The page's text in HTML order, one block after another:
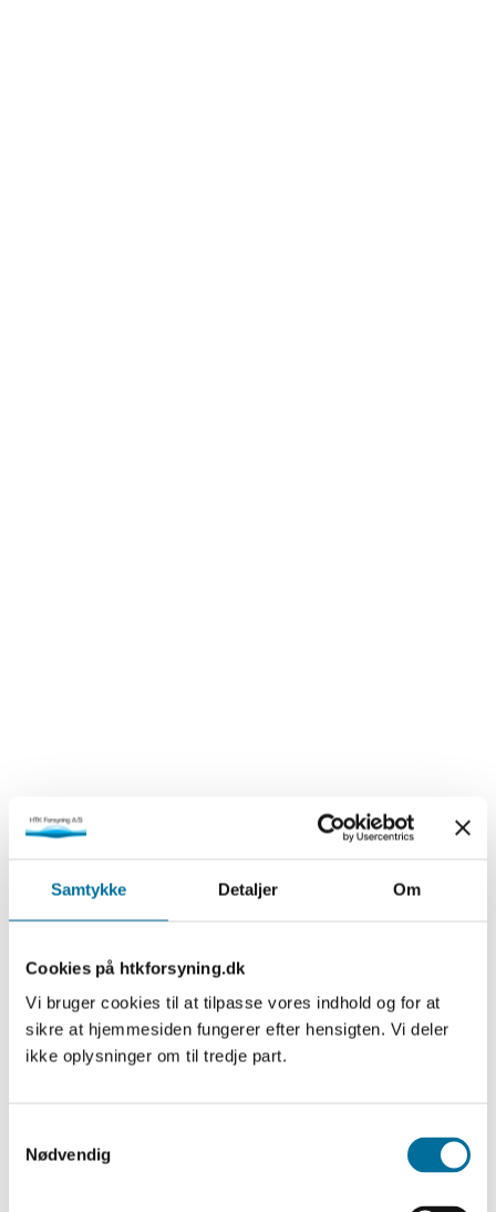
Samtykke Detaljer Om
Cookies på htkforsyning.dk
Vi bruger cookies til at tilpasse vores indhold og for at
sikre at hjemmesiden fungerer efter hensigten. Vi deler
ikke oplysninger om til tredje part.
Nødvendig